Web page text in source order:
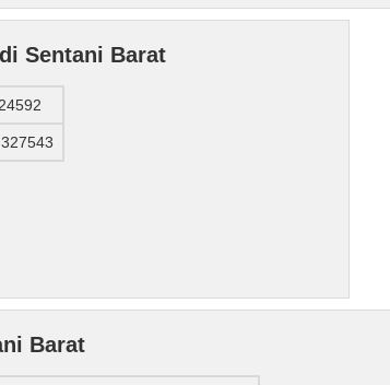
Sentani Barat
Barat